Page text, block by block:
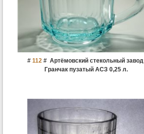
# 112# Артёмовский стекольный завод
Гранчак пузатый АСЗ 0,25 л.